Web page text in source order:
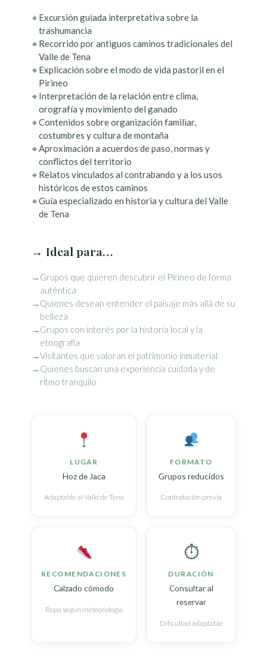
Excursión guiada interpretativa sobre la
trashumancia
Recorrido por antiguos caminos tradicionales del
Valle de Tena
Explicación sobre el modo de vida pastoril en el
Pirineo
Interpretación de la relación entre clima,
orografía y movimiento del ganado
Contenidos sobre organización familiar,
costumbres y cultura de montaña
Aproximación a acuerdos de paso, normas y
conflictos del territorio
Relatos vinculados al contrabando y a los usos
históricos de estos caminos
Guía especializado en historia y cultura del Valle
de Tena
→ Ideal para…
Grupos que quieren descubrir el Pirineo de forma
auténtica
Quienes desean entender el paisaje más allá de su
belleza
Grupos con interés por la historia local y la
etnografía
Visitantes que valoran el patrimonio inmaterial
Quienes buscan una experiencia cuidada y de
ritmo tranquilo
LUGAR
Hoz de Jaca
Adaptable al Valle de Tena
FORMATO
Grupos reducidos
Contratación previa
RECOMENDACIONES
Calzado cómodo
Ropa según meteorología
⏱
DURACIÓN
Consultar al
reservar
Dificultad adaptable